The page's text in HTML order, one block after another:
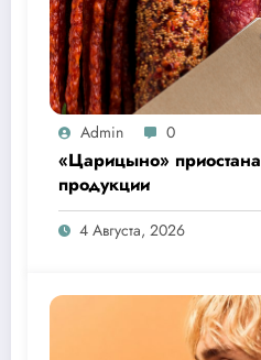
Admin 0
«Царицыно»
продукции
4 Августа, 2026